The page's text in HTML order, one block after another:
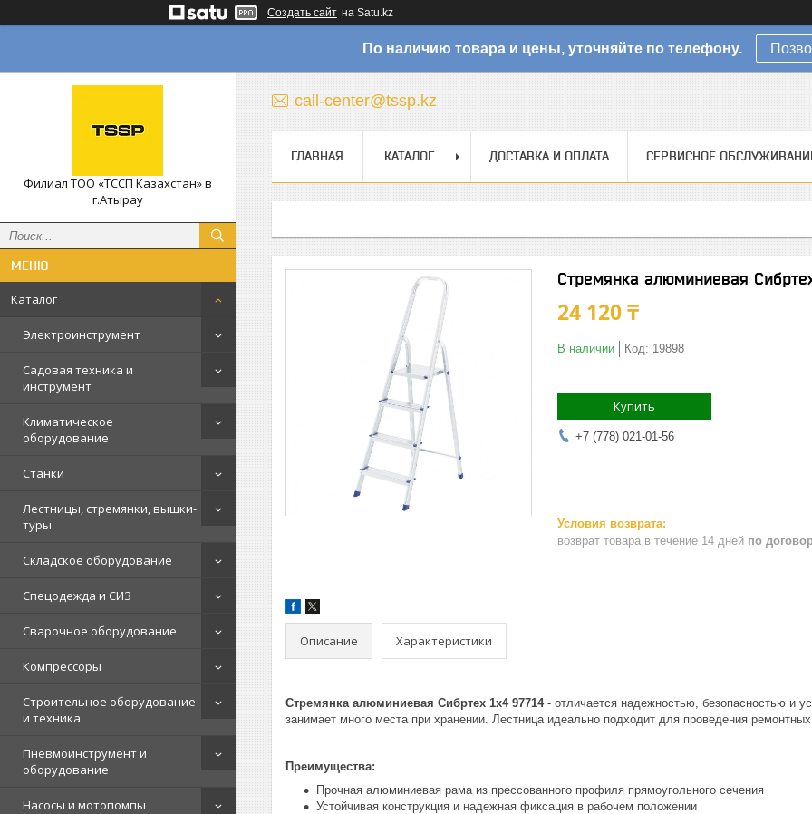
Создать сайт на Satu.kz
По наличию товара и цены, уточняйте по телефону.
Филиал ТОО «ТССП Казахстан» в
г.Атырау
Каталог
Электроинструмент
Садовая техника и
инструмент
Климатическое
оборудование
Станки
Лестницы, стремянки, вышки-
туры
Складское оборудование
Спецодежда и СИЗ
Сварочное оборудование
Компрессоры
Строительное оборудование
и техника
Пневмоинструмент и
оборудование
Насосы и мотопомпы
call-center@tssp.kz
ГЛАВНАЯ КАТАЛОГ ДОСТАВКА И ОПЛАТА СЕРВИСНОЕ
Стремянка алюминиевая
24 120 ₸
В наличии Код: 19898
Купить
+7 (778) 021-01-56
возврат товара в течение 14 дней по
Описание Характеристики
Стремянка алюминиевая Сибртех 1х4 97714- отличается надежностью, безопасностью и
занимает много места при хранении. Лестница идеально подходит для проведения
Преимущества:
Прочная алюминиевая рама из прессованного профиля прямоугольного сечения
Устойчивая конструкция и надежная фиксация в рабочем положении